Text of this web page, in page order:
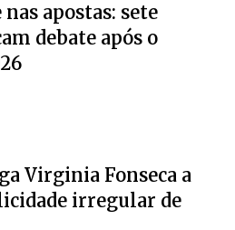
apostas: sete
debate após o
Virginia Fonseca a
irregular de